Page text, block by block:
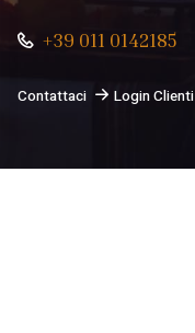
+39 011 0142185
Contattaci Login Clienti